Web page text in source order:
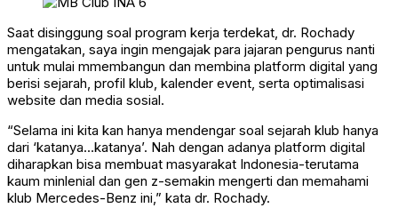
Saat disinggung soal program kerja terdekat, dr. Rochady
mengatakan, saya ingin mengajak para jajaran pengurus nanti
untuk mulai mmembangun dan membina platform digital yang
berisi sejarah, profil klub, kalender event, serta optimalisasi
website dan media sosial.
“Selama ini kita kan hanya mendengar soal sejarah klub hanya
dari ‘katanya…katanya’. Nah dengan adanya platform digital
diharapkan bisa membuat masyarakat Indonesia-terutama
kaum minlenial dan gen z-semakin mengerti dan memahami
klub Mercedes-Benz ini,” kata dr. Rochady.